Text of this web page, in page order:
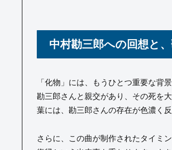
中村勘三郎への回想と
「化物」には、もうひとつ重要な背
勘三郎さんと親交があり、その死を
葉には、勘三郎さんの存在が色濃く
さらに、この曲が制作されたタイミ